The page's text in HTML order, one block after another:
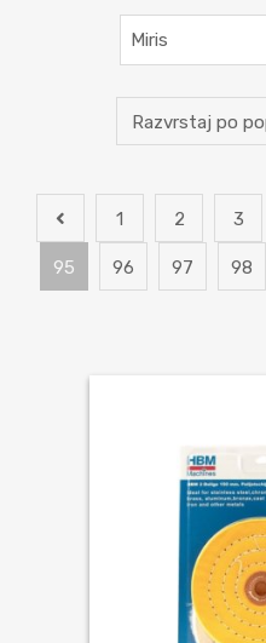
Miris
1 2 3
95 96 97 98